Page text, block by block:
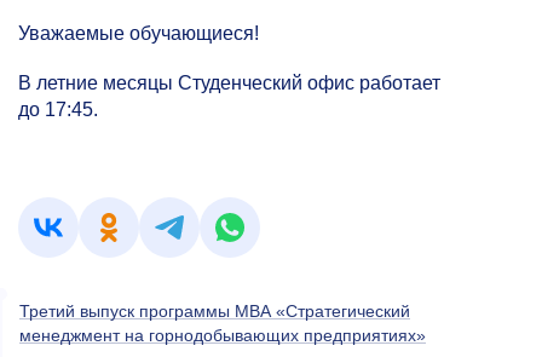
Уважаемые обучающиеся!
В летние месяцы Студенческий офис работает
до 17:45.
Третий выпуск программы МВА «Стратегический
менеджмент на горнодобывающих предприятиях»